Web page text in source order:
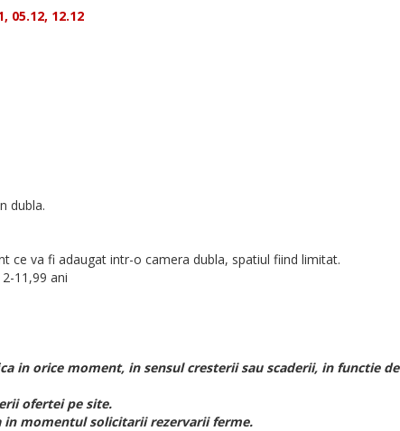
05.12, 12.12
dubla.
ce va fi adaugat intr-o camera dubla, spatiul fiind limitat.
11,99 ani
in orice moment, in sensul cresterii sau scaderii, in functie
ofertei pe site.
momentul solicitarii rezervarii ferme.